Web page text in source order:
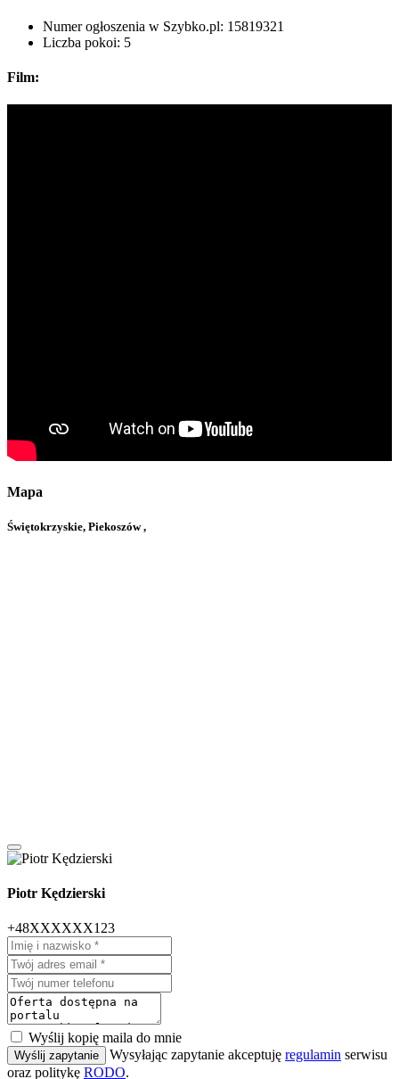
Numer ogłoszenia w Szybko.pl: 15819321
Liczba pokoi: 5
Film:
Mapa
Świętokrzyskie, Piekoszów ,
Piotr Kędzierski
+48XXXXXX123
Wyślij kopię maila do mnie
Wyślij zapytanie Wysyłając zapytanie akceptuję regulamin serwisu
oraz politykę RODO.